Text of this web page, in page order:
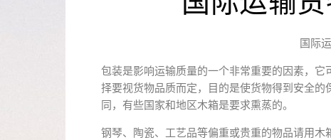
国际
包装是影响运输质量的一个非常重要的因素，
择要视货物品质而定，目的是使货物得到安全
同，有些国家和地区木箱是要求熏蒸的。
钢琴、陶瓷、工艺品等偏重或贵重的物品请用木